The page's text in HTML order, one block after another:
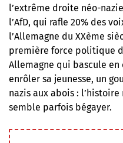
l’extrême droite néo-
l’AfD, qui rafle 20% des
l’Allemagne du XXème
première force politique
Allemagne qui bascule
enrôler sa jeunesse, un
nazis aux abois :
semble parfois bégayer.